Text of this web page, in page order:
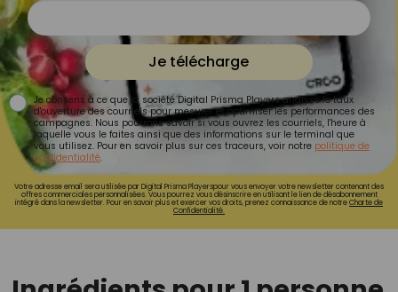
Je télécharge
Je consens à ce que la société Digital Prisma Players analyse le taux
d'ouverture des courriels pour mesurer et optimiser les performances des
campagnes. Nous pourrons savoir si vous ouvrez les courriels, l'heure à
laquelle vous le faites ainsi que des informations sur le terminal que
vous utilisez. Pour en savoir plus sur ces traceurs, voir notre politique de
confidentialité.
Votre adresse email sera utilisée par Digital Prisma Playerspour vous envoyer votre newsletter contenant des
offres commerciales personnalisées. Vous pourrez vous désinscrire en utilisant le lien de désabonnement
intégré dans la newsletter. Pour en savoir plus et exercer vos droits, prenez connaissance de notreCharte de
Confidentialité.